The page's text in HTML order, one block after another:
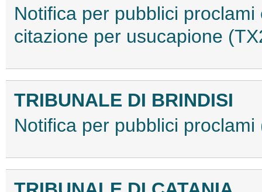
Notifica per pubblici
citazione per usucapione
TRIBUNALE DI BRINDISI
Notifica per pubblici